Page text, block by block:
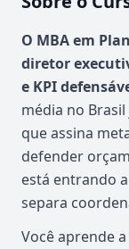
Atualizado em
O MBA em
diretor
e KPI
média no Brasil
que assina
defender
está entrando
separa
Você aprende